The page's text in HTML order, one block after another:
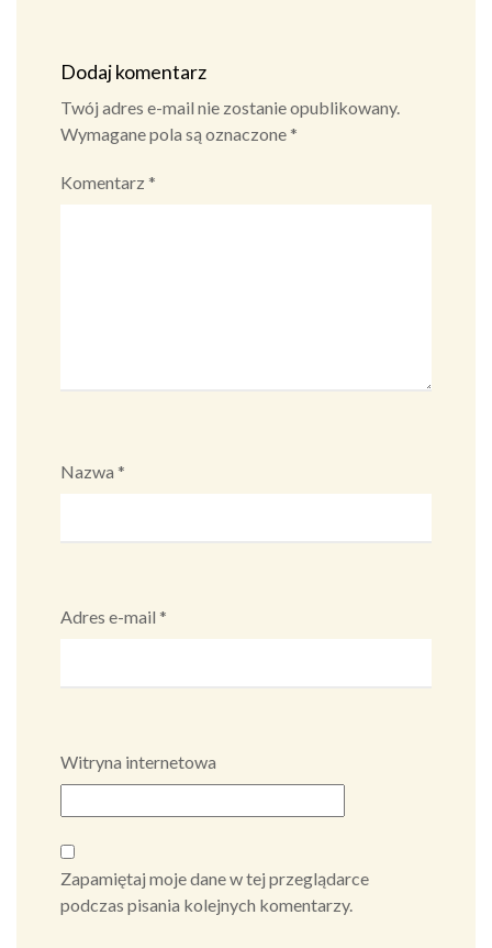
Dodaj komentarz
Twój adres e-mail nie zostanie opublikowany.
Wymagane pola są oznaczone*
Komentarz*
Nazwa *
Adres e-mail *
Witryna internetowa
Zapamiętaj moje dane w tej przeglądarce
podczas pisania kolejnych komentarzy.